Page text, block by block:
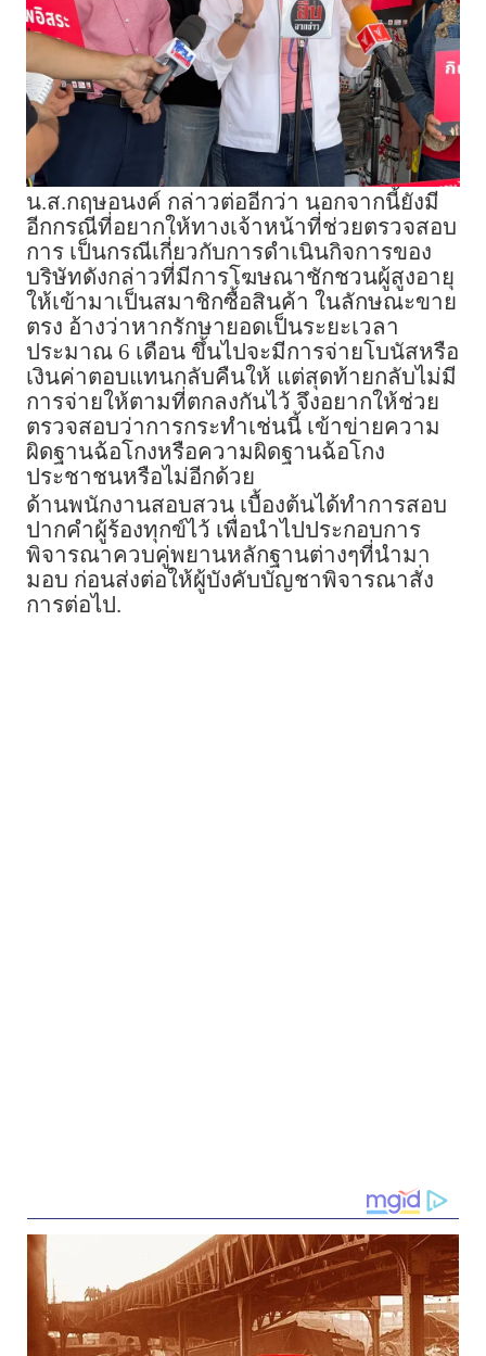
น.ส.กฤษอนงค์ กล่าวต่ออีกว่า นอกจากนี้ยังมี
อีกกรณีที่อยากให้ทางเจ้าหน้าที่ช่วยตรวจสอบ
การ เป็นกรณีเกี่ยวกับการดำเนินกิจการของ
บริษัทดังกล่าวที่มีการโฆษณาชักชวนผู้สูงอายุ
ให้เข้ามาเป็นสมาชิกซื้อสินค้า ในลักษณะขาย
ตรง อ้างว่าหากรักษายอดเป็นระยะเวลา
ประมาณ 6 เดือน ขึ้นไปจะมีการจ่ายโบนัสหรือ
เงินค่าตอบแทนกลับคืนให้ แต่สุดท้ายกลับไม่มี
การจ่ายให้ตามที่ตกลงกันไว้ จึงอยากให้ช่วย
ตรวจสอบว่าการกระทำเช่นนี้ เข้าข่ายความ
ผิดฐานฉ้อโกงหรือความผิดฐานฉ้อโกง
ประชาชนหรือไม่อีกด้วย
ด้านพนักงานสอบสวน เบื้องต้นได้ทำการสอบ
ปากคำผู้ร้องทุกข์ไว้ เพื่อนำไปประกอบการ
พิจารณาควบคู่พยานหลักฐานต่างๆที่นำมา
มอบ ก่อนส่งต่อให้ผู้บังคับบัญชาพิจารณาสั่ง
การต่อไป.